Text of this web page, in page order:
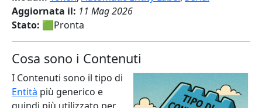
Aggiornata il: 11 Mag 2026
Stato: 🟩Pronta
Cosa sono i Contenuti
I Contenuti sono il tipo di
Entità più generico e